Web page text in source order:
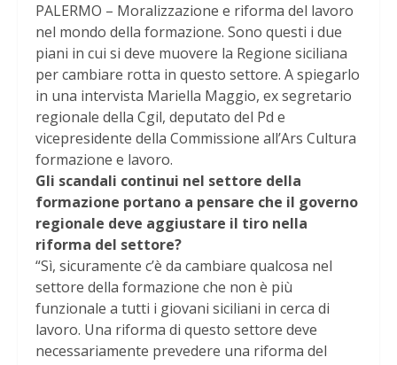
PALERMO – Moralizzazione e riforma del lavoro
nel mondo della formazione. Sono questi i due
piani in cui si deve muovere la Regione siciliana
per cambiare rotta in questo settore. A spiegarlo
in una intervista Mariella Maggio, ex segretario
regionale della Cgil, deputato del Pd e
vicepresidente della Commissione all’Ars Cultura
formazione e lavoro.
Gli scandali continui nel settore della
formazione portano a pensare che il governo
regionale deve aggiustare il tiro nella
riforma del settore?
“Sì, sicuramente c’è da cambiare qualcosa nel
settore della formazione che non è più
funzionale a tutti i giovani siciliani in cerca di
lavoro. Una riforma di questo settore deve
necessariamente prevedere una riforma del